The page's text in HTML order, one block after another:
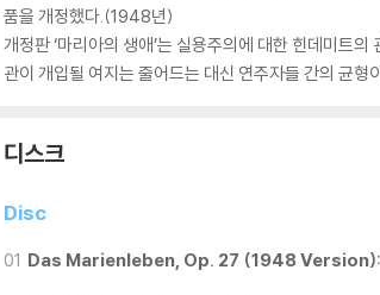
품을 개정했다.(1948년)
개정판 ‘마리아의 생애’는 실용주의에 대한 힌데미트
관이 개입될 여지는 줄어드는 대신 연주자들 간의 균
디스크
Disc
01 Das Marienleben, Op. 27 (1948 Version):